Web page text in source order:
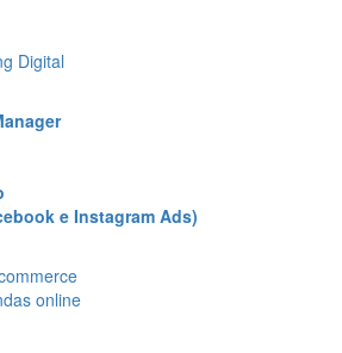
Digital
e Instagram Ads)
online